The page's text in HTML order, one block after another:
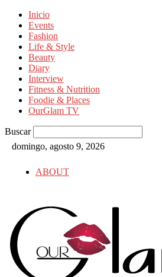
Inicio
Events
Fashion
Life & Style
Beauty
Diary
Interview
Fitness & Nutrition
Foodie & Places
OurGlam TV
Buscar
domingo, agosto 9, 2026
ABOUT